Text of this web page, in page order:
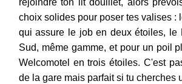
rejoindre ton lit douillet, alors
choix solides pour poser tes valises :
qui assure le job en deux étoiles, le
Sud, même gamme, et pour un poil
Welcomotel en trois étoiles. C'est
de la gare mais parfait si tu cherches